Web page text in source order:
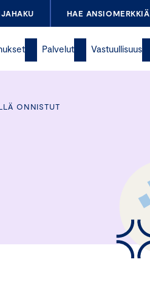
HAE ANSIOMERKKIÄ
Palvelut Vastuullisuus
ONNISTUT